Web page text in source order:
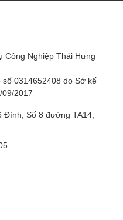
Công Nghiệp Thái Hưng
0314652408 do Sở kế
2017
Đình, Số 8 đường TA14,